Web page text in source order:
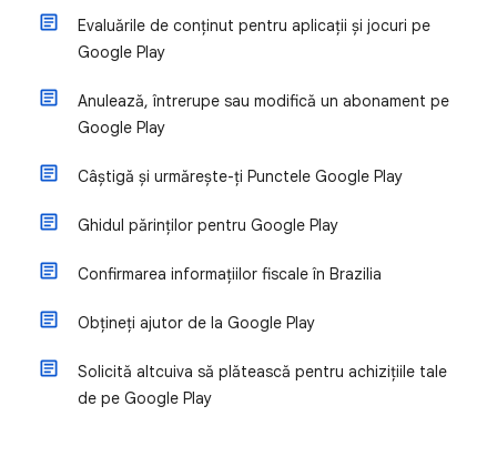
Evaluările de conținut pentru aplicații și jocuri pe
Google Play
Anulează, întrerupe sau modifică un abonament pe
Google Play
Câștigă și urmărește-ți Punctele Google Play
Ghidul părinților pentru Google Play
Confirmarea informațiilor fiscale în Brazilia
Obțineți ajutor de la Google Play
Solicită altcuiva să plătească pentru achizițiile tale
de pe Google Play